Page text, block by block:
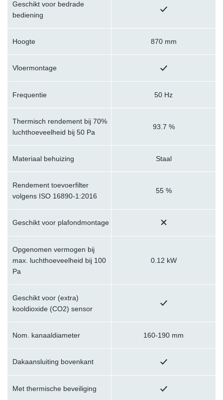
Geschikt voor bedrade
bediening
Hoogte 870 mm
Vloermontage
Frequentie 50 Hz
Thermisch rendement bij 70%
luchthoeveelheid bij 50 Pa
93.7 %
Materiaal behuizing Staal
Rendement toevoerfilter
volgens ISO 16890-1:2016
55 %
Geschikt voor plafondmontage
Opgenomen vermogen bij
max. luchthoeveelheid bij 100
Pa
0.12 kW
Geschikt voor (extra)
kooldioxide (CO2) sensor
Nom. kanaaldiameter 160-190 mm
Dakaansluiting bovenkant
Met thermische beveiliging